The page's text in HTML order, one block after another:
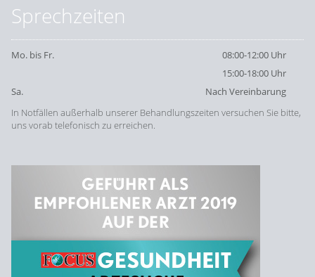
Sprechzeiten
Mo. bis Fr.
08:00-12:00 Uhr
15:00-18:00 Uhr
Sa.
Nach Vereinbarung
In Notfällen außerhalb unserer Behandlungszeiten versuchen Sie bitte,
uns vorab telefonisch zu erreichen.